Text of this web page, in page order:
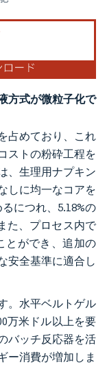
方式が微粒子化で
占めており、これ
ストの粉砕工程を
、生理用ナプキン
しに均一なコアを
につれ、5.18%の
た、プロセス内で
とができ、追加の
安全基準に適合し
。水平ベルトゲル
万米ドル以上を要
バッチ反応器を活
ー消費が増加しま